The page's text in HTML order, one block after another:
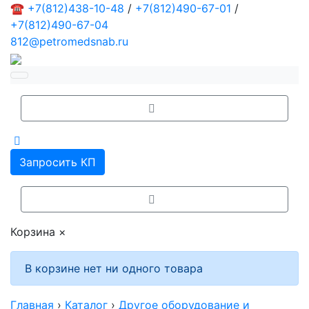
☎ +7(812)438-10-48 / +7(812)490-67-01 /
+7(812)490-67-04
812@petromedsnab.ru
Запросить КП
Корзина ×
В корзине нет ни одного товара
Главная › Каталог › Другое оборудование и